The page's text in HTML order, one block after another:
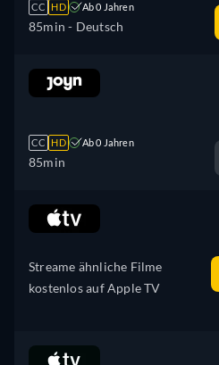
CC HD Ab 0 Jahren
85min - Deutsch
CC HD Ab 0 Jahren
85min
Streame ähnliche Filme
kostenlos auf Apple TV